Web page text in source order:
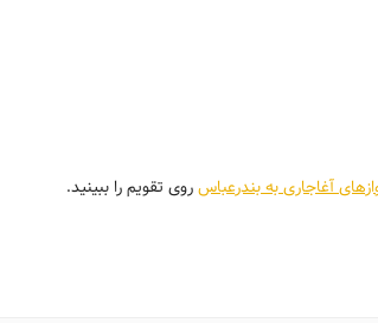
آغاجاری به بندرعباسروی تقویم را ببینید.